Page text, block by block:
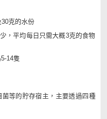
克的水份
，平均每日只需大概3克的食物
14隻
等的貯存宿主，主要透過四種